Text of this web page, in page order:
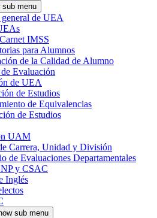
sub menu
de UEA
IMSS
para Alumnos
de la Calidad de Alumno
Evaluación
de UEA
de Estudios
de Equivalencias
de Estudios
UAM
Carrera, Unidad y División
de Evaluaciones Departamentales
y CSAC
Inglés
sub menu